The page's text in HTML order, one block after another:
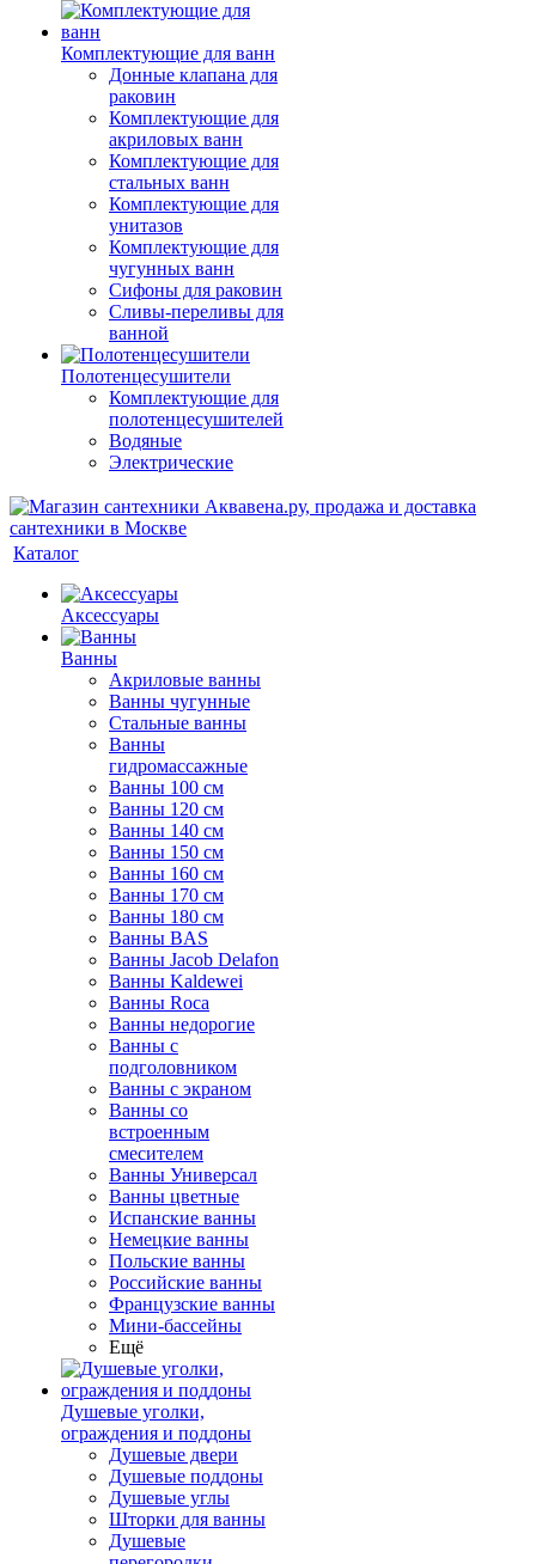
Комплектующие для ванн
Донные клапана для
раковин
Комплектующие для
акриловых ванн
Комплектующие для
стальных ванн
Комплектующие для
унитазов
Комплектующие для
чугунных ванн
Сифоны для раковин
Сливы-переливы для
ванной
Полотенцесушители
Комплектующие для
полотенцесушителей
Водяные
Электрические
Каталог
Аксессуары
Ванны
Акриловые ванны
Ванны чугунные
Стальные ванны
Ванны
гидромассажные
Ванны 100 см
Ванны 120 см
Ванны 140 см
Ванны 150 см
Ванны 160 см
Ванны 170 см
Ванны 180 см
Ванны BAS
Ванны Jacob Delafon
Ванны Kaldewei
Ванны Roca
Ванны недорогие
Ванны с
подголовником
Ванны с экраном
Ванны со
встроенным
смесителем
Ванны Универсал
Ванны цветные
Испанские ванны
Немецкие ванны
Польские ванны
Российские ванны
Французские ванны
Мини-бассейны
Ещё
Душевые уголки,
ограждения и поддоны
Душевые двери
Душевые поддоны
Душевые углы
Шторки для ванны
Душевые